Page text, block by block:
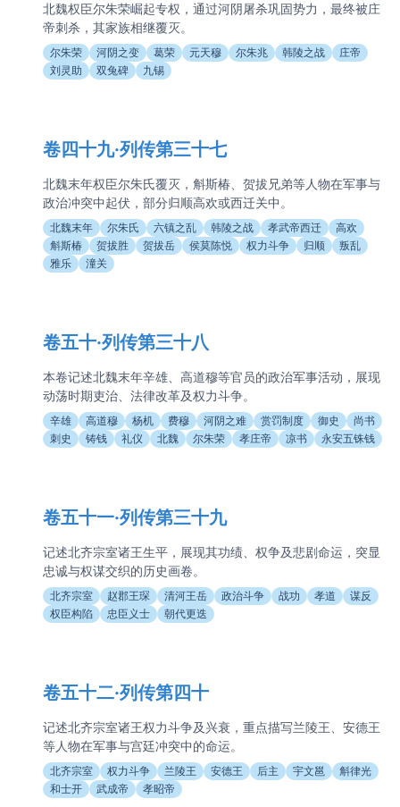
北魏权臣尔朱荣崛起专权，通过河阴屠杀巩固势力，最终被庄
帝刺杀，其家族相继覆灭。
尔朱荣 河阴之变 葛荣 元天穆 尔朱兆 韩陵之战
庄帝
刘灵助
双兔碑 九锡
卷四十九·列传第三十七
北魏末年权臣尔朱氏覆灭，斛斯椿、贺拔兄弟等人物在军事与
政治冲突中起伏，部分归顺高欢或西迁关中。
北魏末年 尔朱氏 六镇之乱 韩陵之战 孝武帝西迁
高欢
斛斯椿
贺拔胜 贺拔岳 侯莫陈悦 权力斗争 归顺
叛乱
雅乐
潼关
卷五十·列传第三十八
本卷记述北魏末年辛雄、高道穆等官员的政治军事活动，展现
动荡时期吏治、法律改革及权力斗争。
辛雄 高道穆 杨机 费穆 河阴之难 赏罚制度 御史
尚书
刺史
铸钱 礼仪 北魏 尔朱荣 孝庄帝 凉书 永安五铢钱
卷五十一·列传第三十九
记述北齐宗室诸王生平，展现其功绩、权争及悲剧命运，突显
忠诚与权谋交织的历史画卷。
北齐宗室 赵郡王琛 清河王岳 政治斗争 战功 孝道
谋反
权臣构陷
忠臣义士 朝代更迭
卷五十二·列传第四十
记述北齐宗室诸王权力斗争及兴衰，重点描写兰陵王、安德王
等人物在军事与宫廷冲突中的命运。
北齐宗室 权力斗争 兰陵王 安德王 后主 宇文邕
斛律光
和士开
武成帝 孝昭帝